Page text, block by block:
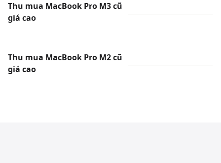
Thu mua MacBook Pro M3 cũ
giá cao
Thu mua MacBook Pro M2 cũ
giá cao